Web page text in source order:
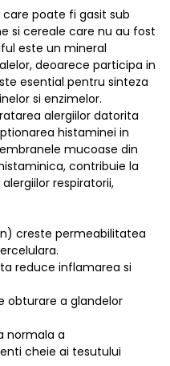
care poate fi gasit sub
si cereale care nu au fost
este un mineral
deoarece participa in
esential pentru sinteza
si enzimelor.
alergiilor datorita
histaminei in
mucoase din
contribuie la
respiratorii,
creste permeabilitatea
reduce inflamarea si
obturare a glandelor
normala a
cheie ai tesutului